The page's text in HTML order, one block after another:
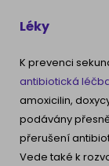
Léky
K prevenci
antibiotická
amoxicilin,
podávány
přerušení
Vede také k